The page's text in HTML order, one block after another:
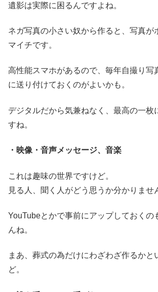
遺影は実際に困るんですよね。
ネガ写真の小さい奴から作ると、写真が
マイチです。
高性能スマホがあるので、毎年自撮り写
に送り付けておくのがよいかも。
デジタルだから気兼ねなく、最高の一枚
すね。
・映像・音声メッセージ、音楽
これは趣味の世界ですけど。
見る人、聞く人がどう思うか分かりませ
YouTubeとかで事前にアップしておくの
んね。
まあ、葬式の為だけにわざわざ作るかと
ど。